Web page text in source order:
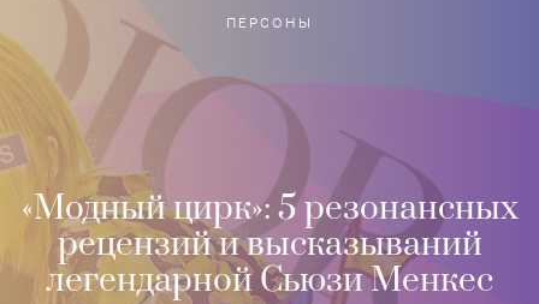
ПЕРСОНЫ
«Модный цирк»: 5 резонансных
рецензий и высказываний
легендарной Сьюзи Менкес